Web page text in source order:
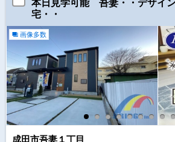
本日見学可能 吾妻・・デザイ
宅・・
画像多数
成田市吾妻１丁目